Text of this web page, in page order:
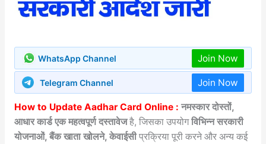
WhatsApp Channel Join Now
Telegram Channel Join Now
How to Update Aadhar Card Online : नमस्कार दोस्तों,
आधार कार्ड एक महत्वपूर्ण दस्तावेजहै, जिसका उपयोगविभिन्न सरकारी
योजनाओं, बैंक खाता खोलने, केवाईसीप्रक्रिया पूरी करने और अन्य कई